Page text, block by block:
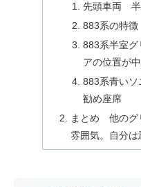
先頭車両 半
883系の特
883系半室
アの位置が
883系青いソ
勧め座席
まとめ 他のグ
雰囲気。自分は